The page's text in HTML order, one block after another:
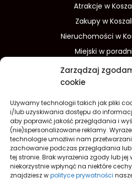
Zarządzaj
cookie
Używamy technologii takich jak pliki
i/lub uzyskiwania dostępu do
aby poprawić jakość przeglądania i
(nie)spersonalizowane reklamy.
technologie umożliwi nam
zachowanie podczas przeglądania
tej stronie. Brak wyrażenia zgody lub jej
niekorzystnie wpłynąć na niektóre
znajdziesz wpolityce prywatności
Atrakcje w
Zakupy w
Nieruchomości w
Miejski w
Wydarzenia w
Sport w
Finanse i inwestycje
Turystyka
Lifestyle
Redakcja
Reklama
Prywatność
Polityka prywatności